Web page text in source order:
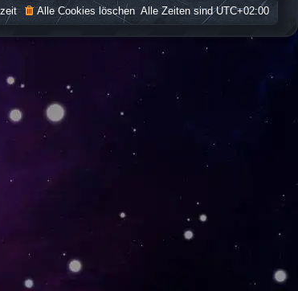
Alle Zeiten sindUTC+02:00
Alle Cookies löschen